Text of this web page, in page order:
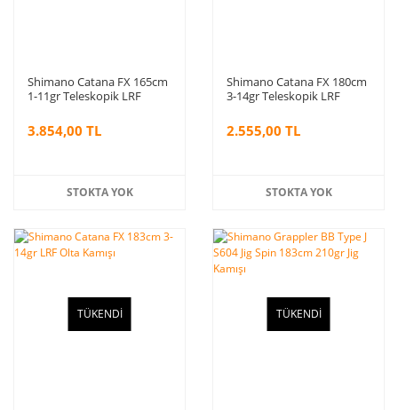
Shimano Catana FX 165cm
1-11gr Teleskopik LRF
3.854,00 TL
STOKTA YOK
Shimano Catana FX 180cm
3-14gr Teleskopik LRF
2.555,00 TL
STOKTA YOK
TÜKENDİ TÜKENDİ